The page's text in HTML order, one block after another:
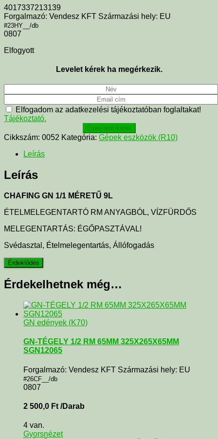
4017337213139
Forgalmazó: Vendesz KFT Származási hely: EU
#23HY__/db
0807
Elfogyott
Levelet kérek ha megérkezik.
Elfogadom az adatkezelési tájékoztatóban foglaltakat!
Tájékoztató.
Értesítést kérek
Cikkszám: 0052 Kategória: Gépek eszközök (R10)
Leírás
Leírás
CHAFING GN 1/1 MÉRETŰ 9L
ÉTELMELEGENTARTÓ RM ANYAGBÓL, VÍZFÜRDŐS
MELEGENTARTÁS: ÉGŐPASZTÁVAL!
Svédasztal, Ételmelegentartás, Állófogadás
Érdekelhetnek még…
GN edények (K70)
GN-TÉGELY 1/2 RM 65MM 325X265X65MM
SGN12065
Forgalmazó: Vendesz KFT Származási hely: EU
#26CF__/db
0807
2 500,0 Ft /Darab
4 van.
Gyorsnézet